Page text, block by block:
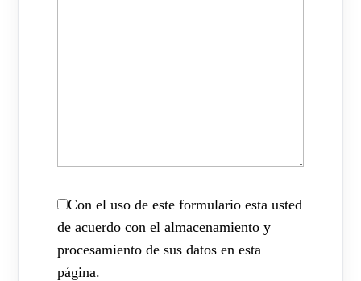
Con el uso de este formulario esta usted
de acuerdo con el almacenamiento y
procesamiento de sus datos en esta
página.